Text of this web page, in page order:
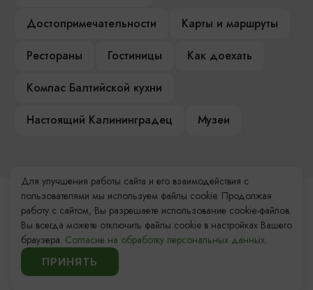
Достопримечательности
Карты и маршруты
Рестораны
Гостиницы
Как доехать
Компас Балтийской кухни
Настоящий Калининградец
Музеи
Контакты Туристского
информационного центра
+7 (4012) 555-200
Для улучшения работы сайта и его взаимодействия с
пользователями мы используем файлы cookie. Продолжая
работу с сайтом, Вы разрешаете использование cookie-файлов.
Вы всегда можете отключить файлы cookie в настройках Вашего
браузера. Согласие на обработку персональных данных.
ПРИНЯТЬ